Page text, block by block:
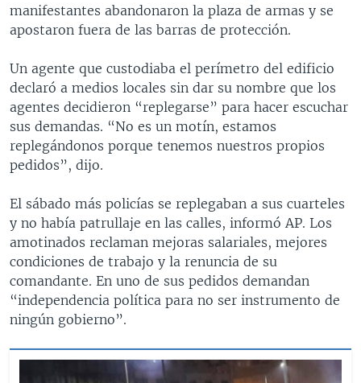
manifestantes abandonaron la plaza de armas y se
apostaron fuera de las barras de protección.
Un agente que custodiaba el perímetro del edificio
declaró a medios locales sin dar su nombre que los
agentes decidieron “replegarse” para hacer escuchar
sus demandas. “No es un motín, estamos
replegándonos porque tenemos nuestros propios
pedidos”, dijo.
El sábado más policías se replegaban a sus cuarteles
y no había patrullaje en las calles, informó AP. Los
amotinados reclaman mejoras salariales, mejores
condiciones de trabajo y la renuncia de su
comandante. En uno de sus pedidos demandan
“independencia política para no ser instrumento de
ningún gobierno”.